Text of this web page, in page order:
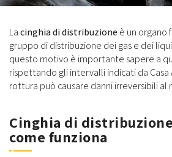
Lacinghia di distribuzioneè un
gruppo di distribuzione dei gas e dei
questo motivo è importante sapere a
rispettando gli intervalli indicati da Casa
rottura può causare danni irreversibili al
Cinghia di
come funziona